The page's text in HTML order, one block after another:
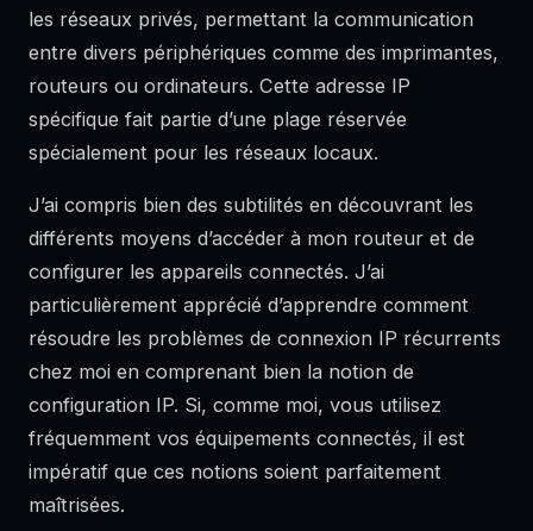
les réseaux privés, permettant la communication
entre divers périphériques comme des imprimantes,
routeurs ou ordinateurs. Cette adresse IP
spécifique fait partie d’une plage réservée
spécialement pour les réseaux locaux.
J’ai compris bien des subtilités en découvrant les
différents moyens d’accéder à mon routeur et de
configurer les appareils connectés. J’ai
particulièrement apprécié d’apprendre comment
résoudre les problèmes de connexion IP récurrents
chez moi en comprenant bien la notion de
configuration IP. Si, comme moi, vous utilisez
fréquemment vos équipements connectés, il est
impératif que ces notions soient parfaitement
maîtrisées.